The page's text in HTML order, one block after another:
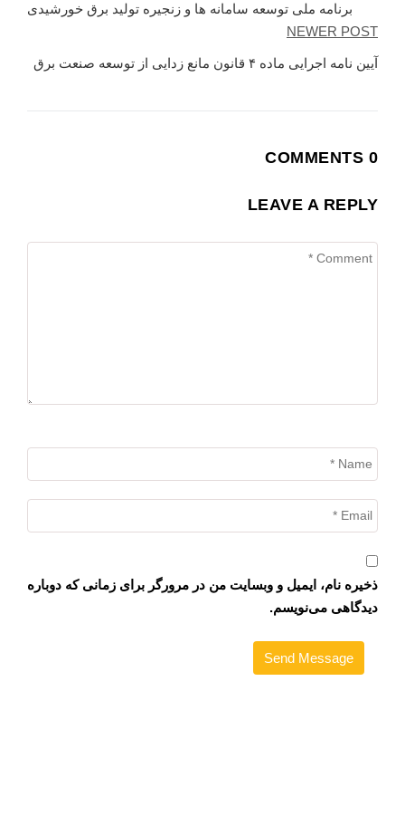
برنامه ملی توسعه سامانه­ ها و زنجیره تولید برق خورشیدی
NEWER POST
آیین نامه اجرایی ماده ۴ قانون مانع زدایی از توسعه صنعت برق
0 COMMENTS
LEAVE A REPLY
ذخیره نام، ایمیل و وبسایت من در مرورگر برای زمانی که دوباره
دیدگاهی می‌نویسم.